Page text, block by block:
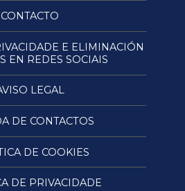
CONTACTO
E ELIMINACIÓN
EN REDES SOCIAIS
LEGAL
DE CONTACTOS
DE COOKIES
DE PRIVACIDADE